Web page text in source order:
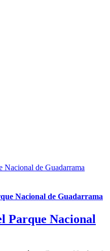
Nacional de Guadarrama
Nacional de Guadarrama
Parque Nacional